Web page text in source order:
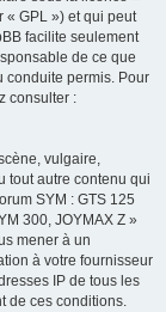
« GPL ») et qui peut
facilite seulement
de ce que
conduite permis. Pour
consulter :
vulgaire,
tout autre contenu qui
SYM : GTS 125
300, JOYMAX Z »
mener à un
à votre fournisseur
IP de tous les
de ces conditions.